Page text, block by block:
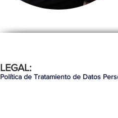
LEGAL:
Política de Tratamiento de Datos